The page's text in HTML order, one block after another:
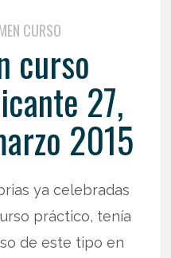
CURSO
curso
27,
2015
ya celebradas
práctico, tenía
de este tipo en